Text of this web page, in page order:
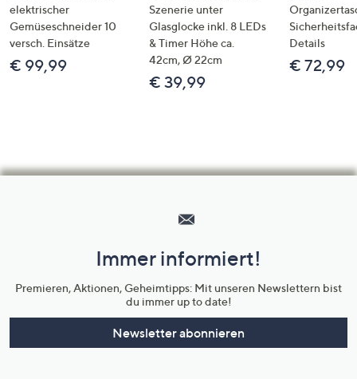
elektrischer
Gemüseschneider 10
versch. Einsätze
€ 99,99
Szenerie unter
Glasglocke inkl. 8 LEDs
& Timer Höhe ca.
42cm, Ø 22cm
€ 39,99
Details
€ 72,99
Unternehmensinformationen
Immer informiert!
Premieren, Aktionen, Geheimtipps: Mit unseren Newslettern bist
du immer up to date!
Newsletter abonnieren